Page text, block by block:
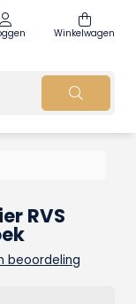
Winkelwagen
RVS
beoordeling